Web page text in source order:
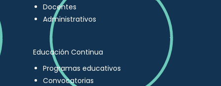
Docentes
Administrativos
Educación Continua
Programas educativos
Convocatorias